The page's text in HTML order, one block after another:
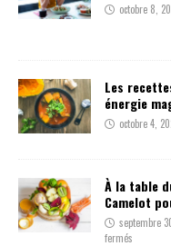
octobre 8,
Les
énergie
octobre 4,
À la table
Camelot
septembre
fermés